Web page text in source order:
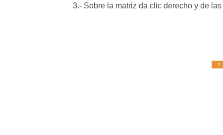
3.- Sobre la matriz da clic derecho y de